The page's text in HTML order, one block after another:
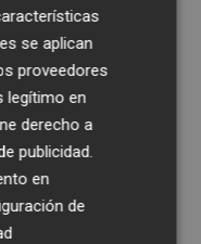
se aplican
proveedores
legítimo en
derecho a
publicidad
en
de